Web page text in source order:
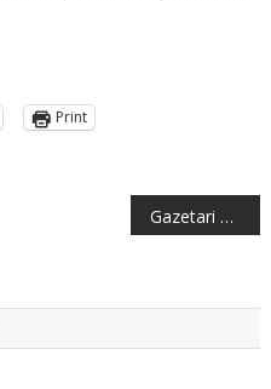
Print
Gazetari britanik mahnitet nga Grida Duma dhe ka disa këshilla për shqiptarët